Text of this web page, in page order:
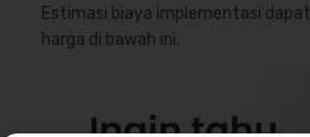
Estimasi biaya implementasi
harga di bawah ini.